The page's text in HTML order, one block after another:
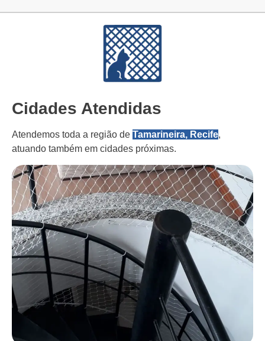
Cidades Atendidas
Atendemos toda a região de Tamarineira, Recife,
atuando também em cidades próximas.